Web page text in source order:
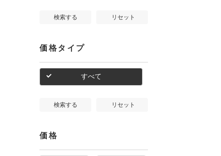
検索する リセット
価格タイプ
すべて
検索する リセット
価格